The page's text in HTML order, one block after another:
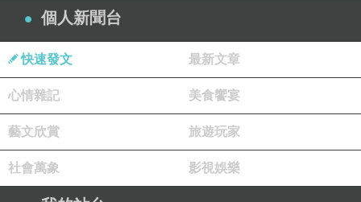
免費區域接駁車
商務中心
機場接駁車
客房托兒服務
24 小時櫃台服務
飯店住宿折扣碼
空調
個人新聞台
快速發文 最新文章
心情雜記 美食饗宴
藝文欣賞 旅遊玩家
社會萬象 影視娛樂